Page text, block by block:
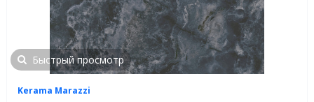
Быстрый просмотр
Kerama Marazzi